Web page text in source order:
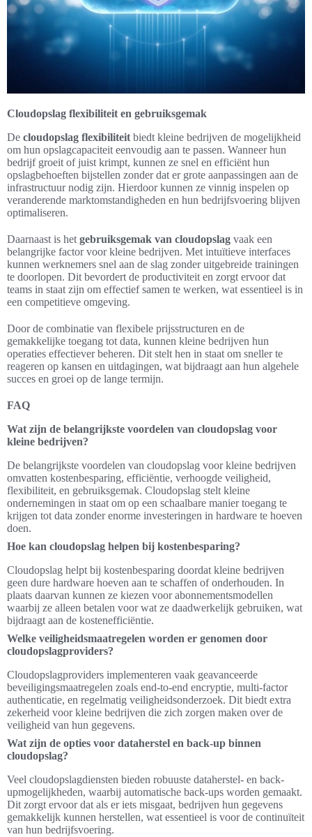
Cloudopslag flexibiliteit en gebruiksgemak
De cloudopslag flexibiliteit biedt kleine bedrijven de mogelijkheid
om hun opslagcapaciteit eenvoudig aan te passen. Wanneer hun
bedrijf groeit of juist krimpt, kunnen ze snel en efficiënt hun
opslagbehoeften bijstellen zonder dat er grote aanpassingen aan de
infrastructuur nodig zijn. Hierdoor kunnen ze vinnig inspelen op
veranderende marktomstandigheden en hun bedrijfsvoering blijven
optimaliseren.
Daarnaast is het gebruiksgemak van cloudopslag vaak een
belangrijke factor voor kleine bedrijven. Met intuïtieve interfaces
kunnen werknemers snel aan de slag zonder uitgebreide trainingen
te doorlopen. Dit bevordert de productiviteit en zorgt ervoor dat
teams in staat zijn om effectief samen te werken, wat essentieel is in
een competitieve omgeving.
Door de combinatie van flexibele prijsstructuren en de
gemakkelijke toegang tot data, kunnen kleine bedrijven hun
operaties effectiever beheren. Dit stelt hen in staat om sneller te
reageren op kansen en uitdagingen, wat bijdraagt aan hun algehele
succes en groei op de lange termijn.
FAQ
Wat zijn de belangrijkste voordelen van cloudopslag voor
kleine bedrijven?
De belangrijkste voordelen van cloudopslag voor kleine bedrijven
omvatten kostenbesparing, efficiëntie, verhoogde veiligheid,
flexibiliteit, en gebruiksgemak. Cloudopslag stelt kleine
ondernemingen in staat om op een schaalbare manier toegang te
krijgen tot data zonder enorme investeringen in hardware te hoeven
doen.
Hoe kan cloudopslag helpen bij kostenbesparing?
Cloudopslag helpt bij kostenbesparing doordat kleine bedrijven
geen dure hardware hoeven aan te schaffen of onderhouden. In
plaats daarvan kunnen ze kiezen voor abonnementsmodellen
waarbij ze alleen betalen voor wat ze daadwerkelijk gebruiken, wat
bijdraagt aan de kostenefficiëntie.
Welke veiligheidsmaatregelen worden er genomen door
cloudopslagproviders?
Cloudopslagproviders implementeren vaak geavanceerde
beveiligingsmaatregelen zoals end-to-end encryptie, multi-factor
authenticatie, en regelmatig veiligheidsonderzoek. Dit biedt extra
zekerheid voor kleine bedrijven die zich zorgen maken over de
veiligheid van hun gegevens.
Wat zijn de opties voor dataherstel en back-up binnen
cloudopslag?
Veel cloudopslagdiensten bieden robuuste dataherstel- en back-
upmogelijkheden, waarbij automatische back-ups worden gemaakt.
Dit zorgt ervoor dat als er iets misgaat, bedrijven hun gegevens
gemakkelijk kunnen herstellen, wat essentieel is voor de continuïteit
van hun bedrijfsvoering.